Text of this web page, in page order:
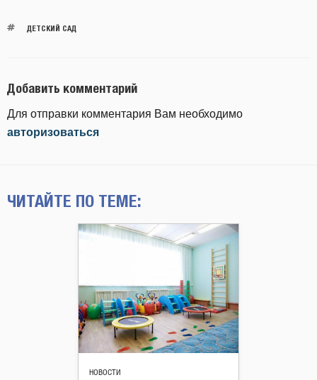
ДЕТСКИЙ САД
Добавить комментарий
Для отправки комментария Вам необходимо
авторизоваться
ЧИТАЙТЕ ПО ТЕМЕ:
НОВОСТИ